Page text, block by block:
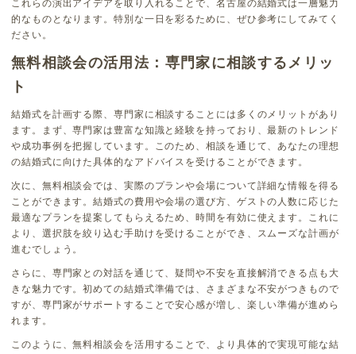
これらの演出アイデアを取り入れることで、名古屋の結婚式は一層魅力
的なものとなります。特別な一日を彩るために、ぜひ参考にしてみてく
ださい。
無料相談会の活用法：専門家に相談するメリッ
ト
結婚式を計画する際、専門家に相談することには多くのメリットがあり
ます。まず、専門家は豊富な知識と経験を持っており、最新のトレンド
や成功事例を把握しています。このため、相談を通じて、あなたの理想
の結婚式に向けた具体的なアドバイスを受けることができます。
次に、無料相談会では、実際のプランや会場について詳細な情報を得る
ことができます。結婚式の費用や会場の選び方、ゲストの人数に応じた
最適なプランを提案してもらえるため、時間を有効に使えます。これに
より、選択肢を絞り込む手助けを受けることができ、スムーズな計画が
進むでしょう。
さらに、専門家との対話を通じて、疑問や不安を直接解消できる点も大
きな魅力です。初めての結婚式準備では、さまざまな不安がつきもので
すが、専門家がサポートすることで安心感が増し、楽しい準備が進めら
れます。
このように、無料相談会を活用することで、より具体的で実現可能な結